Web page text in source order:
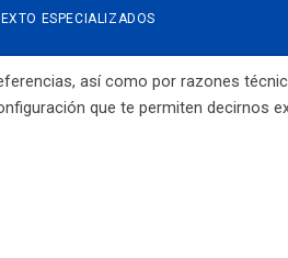
ESPECIALIZADOS
EL PROFESORADO
así como por razones
que te permiten decirnos